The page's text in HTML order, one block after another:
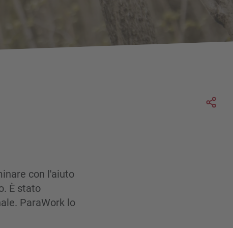
con l'aiuto
È stato
ParaWork lo